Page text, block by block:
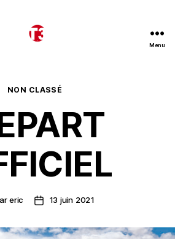
Menu
Catégories
NON CLASSÉ
eric
Date13 juin 2021